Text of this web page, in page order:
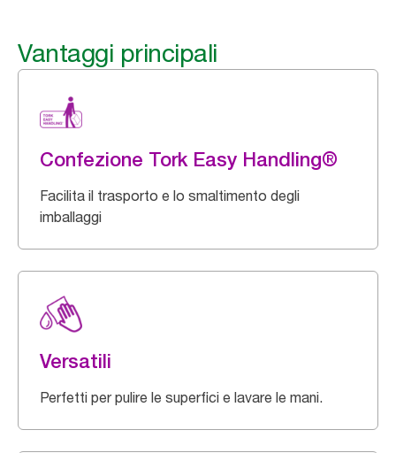
Vantaggi principali
Confezione Tork Easy Handling®
Facilita il trasporto e lo smaltimento degli
imballaggi
Versatili
Perfetti per pulire le superfici e lavare le mani.